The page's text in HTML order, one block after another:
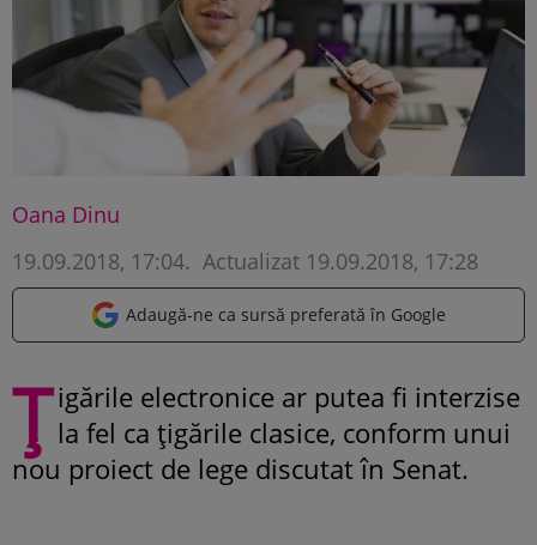
Oana Dinu
19.09.2018, 17:04. Actualizat 19.09.2018, 17:28
Adaugă-ne ca sursă preferată în Google
Ț igările electronice ar putea fi interzise
la fel ca țigările clasice, conform unui
nou proiect de lege discutat în Senat.